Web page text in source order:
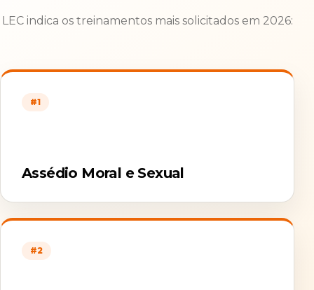
LEC indica os treinamentos mais solicitados em 2026:
#1
Assédio Moral e Sexual
#2